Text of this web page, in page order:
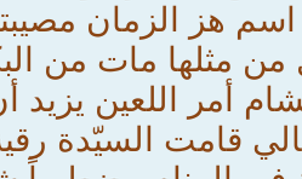
اسم هز الزمان
من مثلها مات من
أمر اللعين
قامت السيّدة